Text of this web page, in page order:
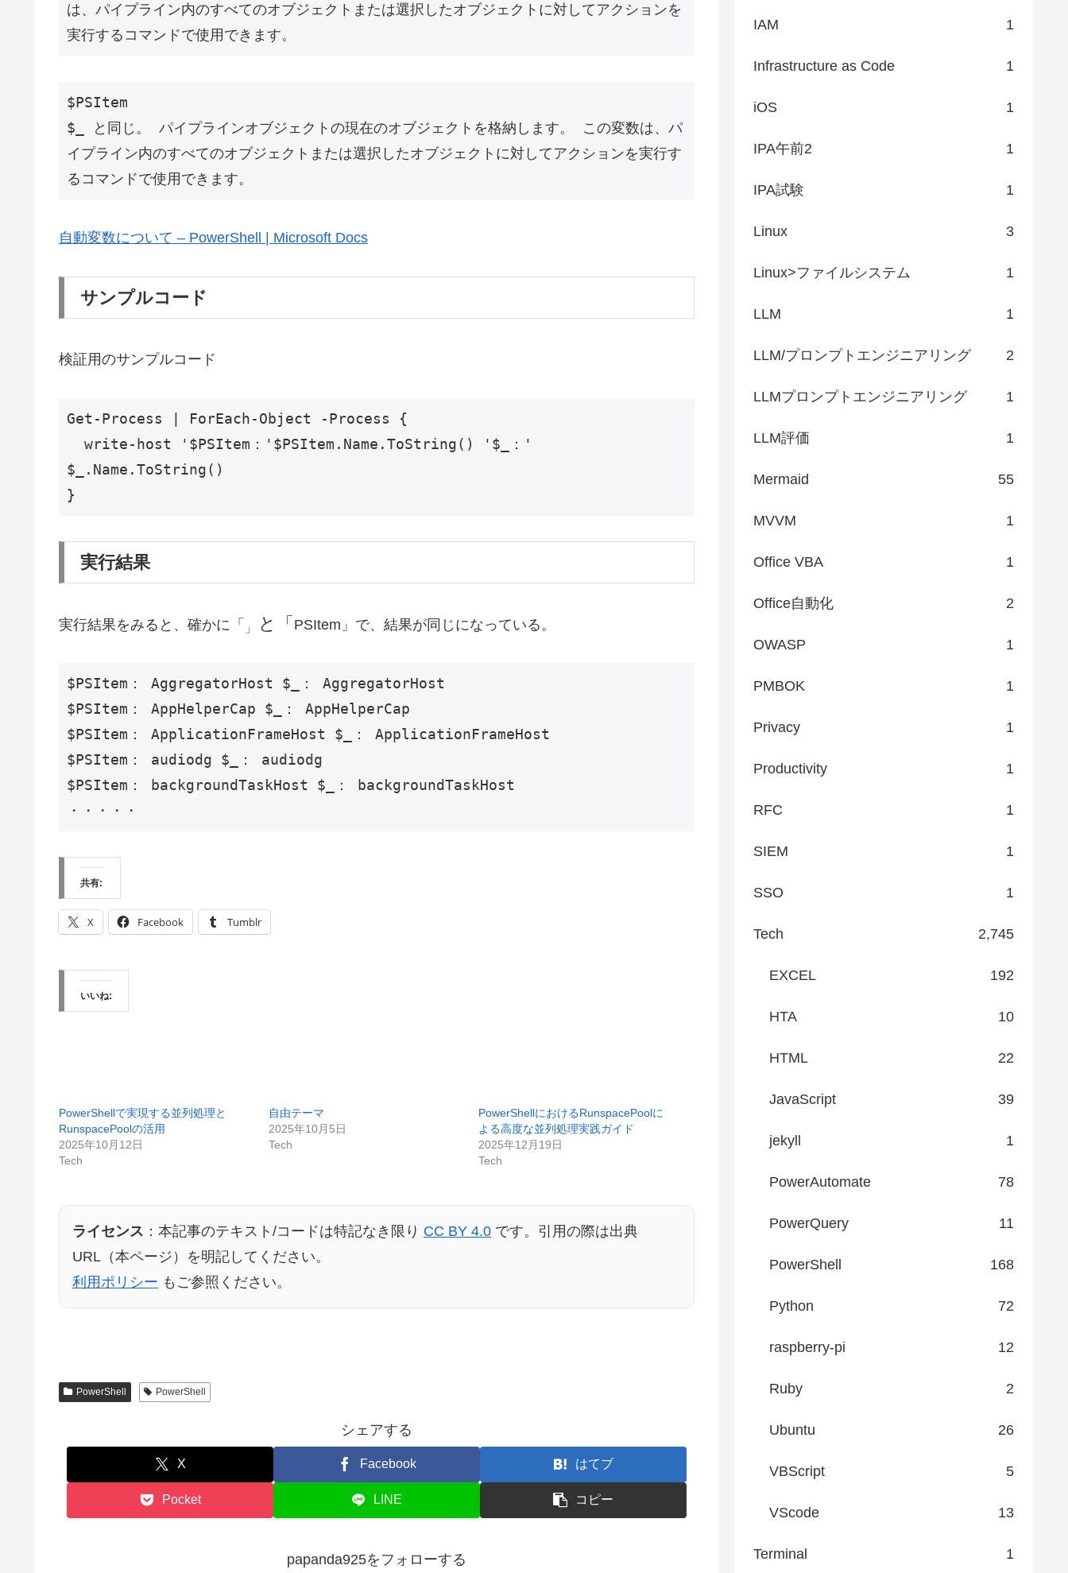
は、パイプライン内のすべてのオブジェクトまたは選択したオブジェクトに対してアクションを
実行するコマンドで使用できます。
$PSItem
$_ と同じ。 パイプラインオブジェクトの現在のオブジェクトを格納します。 この変数は、パ
イプライン内のすべてのオブジェクトまたは選択したオブジェクトに対してアクションを実行す
るコマンドで使用できます。
自動変数について – PowerShell | Microsoft Docs
サンプルコード
検証用のサンプルコード
Get-Process | ForEach-Object -Process {
$_.Name.ToString()
}
実行結果
実行結果をみると、確かに「 」 と「 PSItem」で、結果が同じになっている。
$PSItem： AggregatorHost $_： AggregatorHost
$PSItem： AppHelperCap $_： AppHelperCap
$PSItem： ApplicationFrameHost $_： ApplicationFrameHost
$PSItem： audiodg $_： audiodg
$PSItem： backgroundTaskHost $_： backgroundTaskHost
・・・・・
共有:
X Facebook Tumblr
いいね:
PowerShellで実現する並列処理と
RunspacePoolの活用
2025年10月12日
Tech
自由テーマ
2025年10月5日
Tech
PowerShellにおけるRunspacePoolに
よる高度な並列処理実践ガイド
2025年12月19日
Tech
ライセンス ：本記事のテキスト/コードは特記なき限り CC BY 4.0 です。引用の際は出典
URL（本ページ）を明記してください。
利用ポリシー もご参照ください。
PowerShell PowerShell
シェアする
X Facebook はてブ
Pocket LINE コピー
papanda925をフォローする
IAM 1
Infrastructure as Code 1
iOS 1
IPA午前2 1
IPA試験 1
Linux 3
Linux>ファイルシステム 1
LLM 1
LLM/プロンプトエンジニアリング 2
LLMプロンプトエンジニアリング 1
LLM評価 1
Mermaid 55
MVVM 1
Office VBA 1
Office自動化 2
OWASP 1
PMBOK 1
Privacy 1
Productivity 1
RFC 1
SIEM 1
SSO 1
Tech 2,745
EXCEL 192
HTA 10
HTML 22
JavaScript 39
jekyll 1
PowerAutomate 78
PowerQuery 11
PowerShell 168
Python 72
raspberry-pi 12
Ruby 2
Ubuntu 26
VBScript 5
VScode 13
Terminal 1